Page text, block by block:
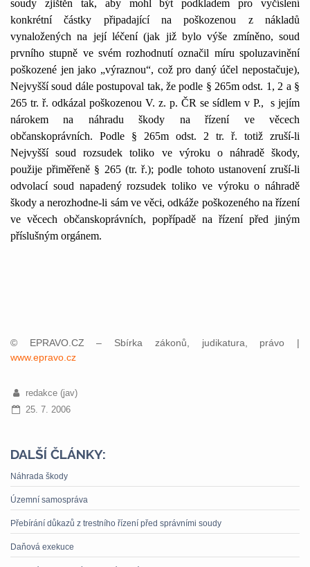
soudy zjištěn tak, aby mohl být podkladem pro vyčíslení
konkrétní částky připadající na poškozenou z nákladů
vynaložených na její léčení (jak již bylo výše zmíněno, soud
prvního stupně ve svém rozhodnutí označil míru spoluzavinění
poškozené jen jako „výraznou“, což pro daný účel nepostačuje),
Nejvyšší soud dále postupoval tak, že podle § 265m odst. 1, 2 a §
265 tr. ř. odkázal poškozenou V. z. p. ČR se sídlem v P.,
s jejím
nárokem na náhradu škody na řízení ve věcech
občanskoprávních. Podle § 265m odst. 2 tr. ř. totiž zruší-li
Nejvyšší soud rozsudek toliko ve výroku o náhradě škody,
použije přiměřeně § 265 (tr. ř.); podle tohoto ustanovení zruší-li
odvolací soud napadený rozsudek toliko ve výroku o náhradě
škody a nerozhodne-li sám ve věci, odkáže poškozeného na řízení
ve věcech občanskoprávních, popřípadě na řízení před jiným
příslušným orgánem.
© EPRAVO.CZ – Sbírka zákonů, judikatura, právo |
www.epravo.cz
redakce (jav)
25. 7. 2006
DALŠÍ ČLÁNKY:
Náhrada škody
Územní samospráva
Přebírání důkazů z trestního řízení před správními soudy
Daňová exekuce